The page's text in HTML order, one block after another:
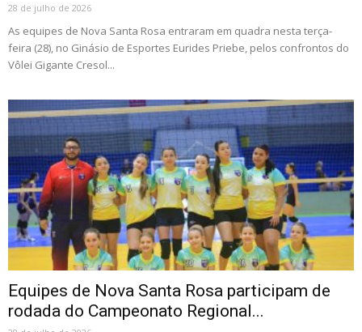
28 de julho de 2026
As equipes de Nova Santa Rosa entraram em quadra nesta terça-
feira (28), no Ginásio de Esportes Eurides Priebe, pelos confrontos do
Vôlei Gigante Cresol...
Equipes de Nova Santa Rosa participam de
rodada do Campeonato Regional...